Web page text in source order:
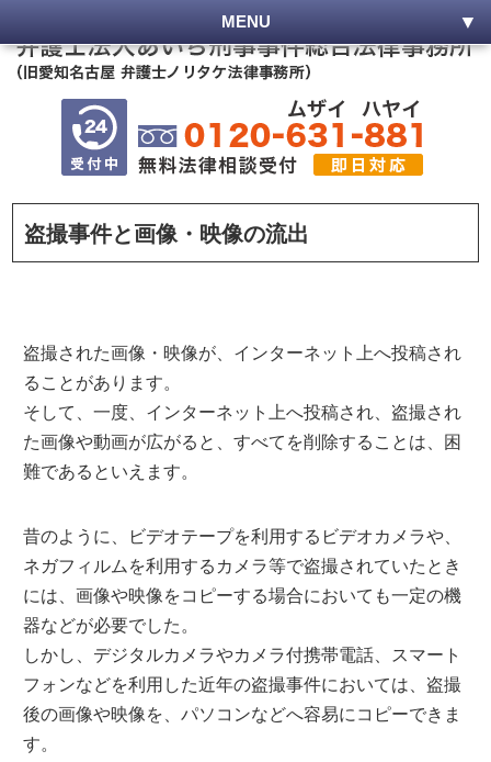
MENU
盗撮事件と画像・映像の流出
盗撮された画像・映像が、インターネット上へ投稿され
ることがあります。
そして、一度、インターネット上へ投稿され、盗撮され
た画像や動画が広がると、すべてを削除することは、困
難であるといえます。
昔のように、ビデオテープを利用するビデオカメラや、
ネガフィルムを利用するカメラ等で盗撮されていたとき
には、画像や映像をコピーする場合においても一定の機
器などが必要でした。
しかし、デジタルカメラやカメラ付携帯電話、スマート
フォンなどを利用した近年の盗撮事件においては、盗撮
後の画像や映像を、パソコンなどへ容易にコピーできま
す。